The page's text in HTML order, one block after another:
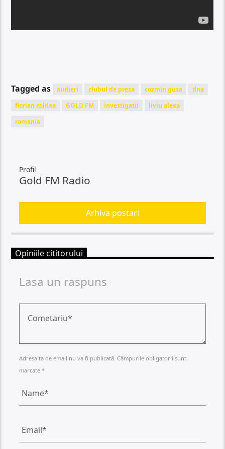
Tagged as audieri clubul de presa cozmin gusa
dna
florian coldea
GOLD FM investigatii
liviu alexa
romania
Profil
Gold FM Radio
Arhiva postari
Opiniile cititorului
Lasa un raspuns
Adresa ta de email nu va fi publicată. Câmpurile obligatorii sunt
marcate *